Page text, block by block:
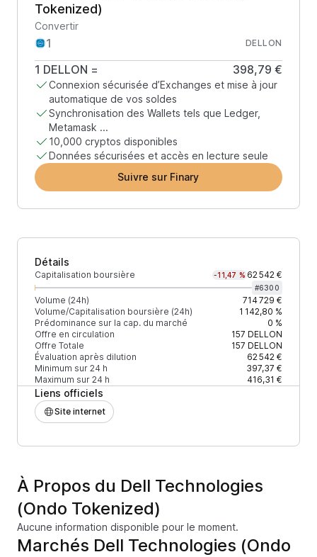
Tokenized)
Convertir
DELLON
1 DELLON = 398,79 €
Connexion sécurisée d’Exchanges et mise à jour
automatique de vos soldes
Synchronisation des Wallets tels que Ledger,
Metamask ...
10,000 cryptos disponibles
Données sécurisées et accès en lecture seule
Suivre sur Finary
Détails
Capitalisation boursière -11,47 % 62 542 €
#6300
Volume (24h)
714 729 €
Volume/Capitalisation boursière (24h)
1 142,80 %
Prédominance sur la cap. du marché
0 %
Offre en circulation
157 DELLON
Offre Totale
157 DELLON
Évaluation après dilution
62 542 €
Minimum sur 24 h
397,37 €
Maximum sur 24 h
416,31 €
Liens officiels
Site internet
À Propos du Dell Technologies
(Ondo Tokenized)
Aucune information disponible pour le moment.
Marchés Dell Technologies (Ondo